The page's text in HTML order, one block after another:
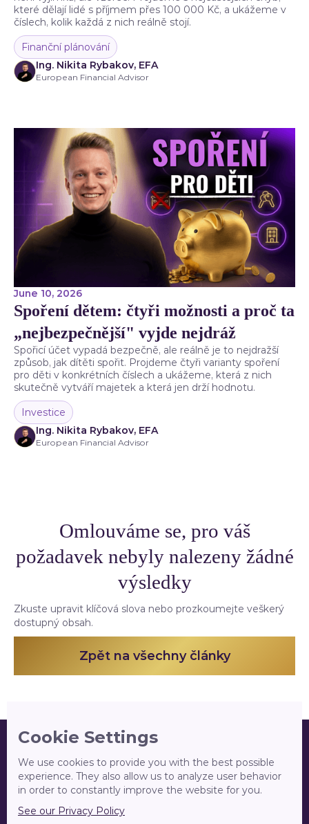
Cookie Settings
We use cookies to provide you with the best possible
experience. They also allow us to analyze user behavior
in order to constantly improve the website for you.
See our Privacy Policy
které dělají lidé s příjmem přes 100 000 Kč, a ukážeme v
číslech, kolik každá z nich reálně stojí.
Finanční plánování
Ing. Nikita Rybakov, EFA
European Financial Advisor
June 10, 2026
Spoření dětem: čtyři možnosti a proč ta
„nejbezpečnější" vyjde nejdráž
Spořicí účet vypadá bezpečně, ale reálně je to nejdražší
způsob, jak dítěti spořit. Projdeme čtyři varianty spoření
pro děti v konkrétních číslech a ukážeme, která z nich
skutečně vytváří majetek a která jen drží hodnotu.
Investice
Ing. Nikita Rybakov, EFA
European Financial Advisor
Omlouváme se, pro váš
požadavek nebyly nalezeny žádné
výsledky
Zkuste upravit klíčová slova nebo prozkoumejte veškerý
dostupný obsah.
Zpět na všechny články
O mně Služby